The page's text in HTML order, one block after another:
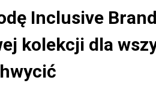
Inclusive
kolekcji dla